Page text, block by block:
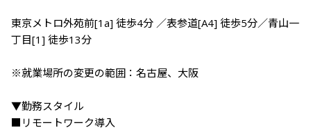
東京メトロ外苑前[1a] 徒歩4分 ／表参道[A4] 徒歩5分／青山一
丁目[1] 徒歩13分
※就業場所の変更の範囲：名古屋、大阪
▼勤務スタイル
■リモートワーク導入